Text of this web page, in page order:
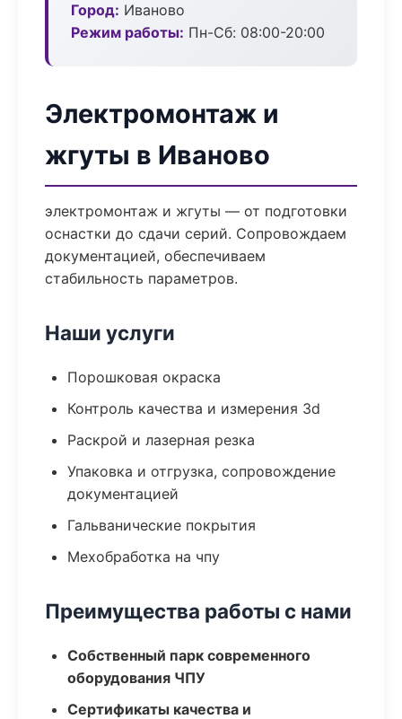
Город: Иваново
Режим работы: Пн-Сб: 08:00-20:00
Электромонтаж и
жгуты в Иваново
электромонтаж и жгуты — от подготовки
оснастки до сдачи серий. Сопровождаем
документацией, обеспечиваем
стабильность параметров.
Наши услуги
Порошковая окраска
Контроль качества и измерения 3d
Раскрой и лазерная резка
Упаковка и отгрузка, сопровождение
документацией
Гальванические покрытия
Мехобработка на чпу
Преимущества работы с нами
Собственный парк современного
оборудования ЧПУ
Сертификаты качества и